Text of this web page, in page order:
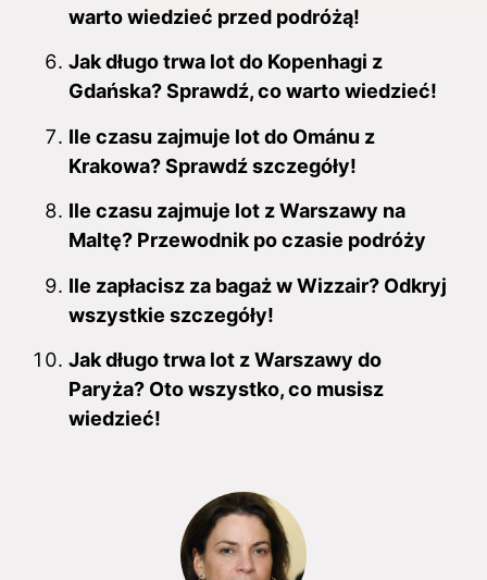
warto wiedzieć przed podróżą!
Jak długo trwa lot do Kopenhagi z
Gdańska? Sprawdź, co warto wiedzieć!
Ile czasu zajmuje lot do Ománu z
Krakowa? Sprawdź szczegóły!
Ile czasu zajmuje lot z Warszawy na
Maltę? Przewodnik po czasie podróży
Ile zapłacisz za bagaż w Wizzair? Odkryj
wszystkie szczegóły!
Jak długo trwa lot z Warszawy do
Paryża? Oto wszystko, co musisz
wiedzieć!